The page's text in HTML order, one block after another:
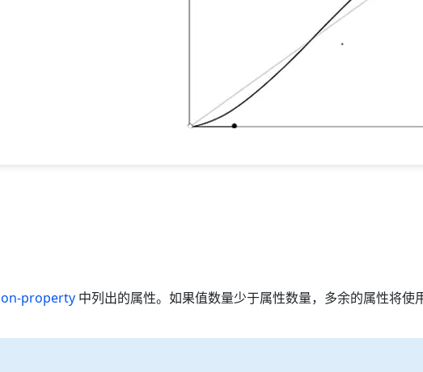
property 中列出的属性。如果值数量少于属性数量，多余的属性将使